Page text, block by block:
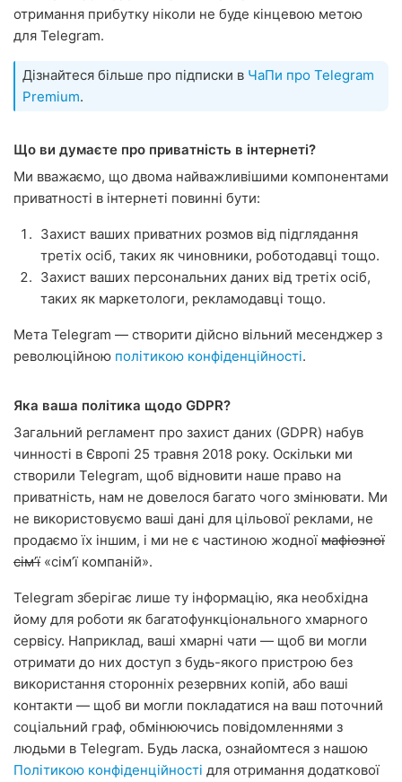
отримання прибутку ніколи не буде кінцевою метою
для Telegram.
Дізнайтеся більше про підписки в ЧаПи про Telegram
Premium.
Що ви думаєте про приватність в інтернеті?
Ми вважаємо, що двома найважливішими компонентами
приватності в інтернеті повинні бути:
Захист ваших приватних розмов від підглядання
третіх осіб, таких як чиновники, роботодавці тощо.
Захист ваших персональних даних від третіх осіб,
таких як маркетологи, рекламодавці тощо.
Мета Telegram — створити дійсно вільний месенджер з
революційною політикою конфіденційності.
Яка ваша політика щодо GDPR?
Загальний регламент про захист даних (GDPR) набув
чинності в Європі 25 травня 2018 року. Оскільки ми
створили Telegram, щоб відновити наше право на
приватність, нам не довелося багато чого змінювати. Ми
не використовуємо ваші дані для цільової реклами, не
продаємо їх іншим, і ми не є частиною жодної мафіозної
сімʼї «сімʼї компаній».
Telegram зберігає лише ту інформацію, яка необхідна
йому для роботи як багатофункціонального хмарного
сервісу. Наприклад, ваші хмарні чати — щоб ви могли
отримати до них доступ з будь-якого пристрою без
використання сторонніх резервних копій, або ваші
контакти — щоб ви могли покладатися на ваш поточний
соціальний граф, обмінюючись повідомленнями з
людьми в Telegram. Будь ласка, ознайомтеся з нашою
Політикою конфіденційності для отримання додаткової